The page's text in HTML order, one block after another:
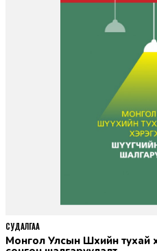
Монгол Улсын Шүүхийн тухай хуулийн хэрэгжилт: Шүүгчийн
СУДАЛГАА